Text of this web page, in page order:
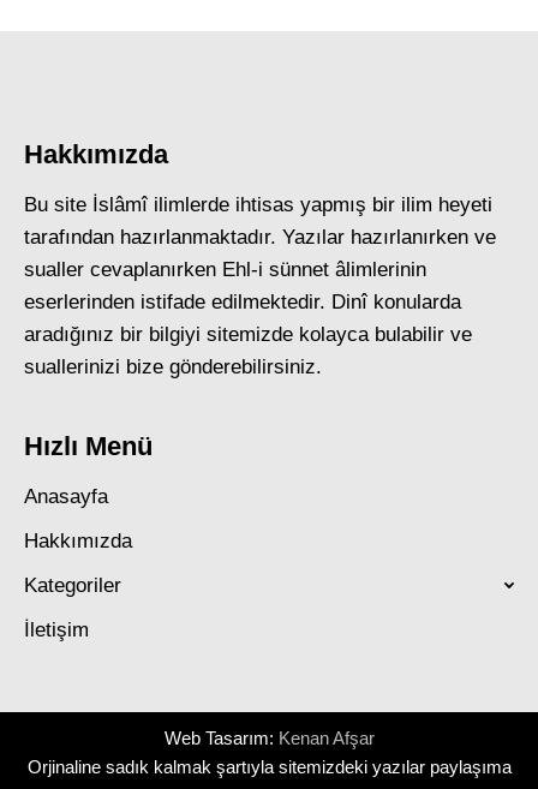
Hakkımızda
Bu site İslâmî ilimlerde ihtisas yapmış bir ilim heyeti
tarafından hazırlanmaktadır. Yazılar hazırlanırken ve
sualler cevaplanırken Ehl-i sünnet âlimlerinin
eserlerinden istifade edilmektedir. Dinî konularda
aradığınız bir bilgiyi sitemizde kolayca bulabilir ve
suallerinizi bize gönderebilirsiniz.
Hızlı Menü
Anasayfa
Hakkımızda
Kategoriler
İletişim
Web Tasarım: Kenan Afşar
Orjinaline sadık kalmak şartıyla sitemizdeki yazılar paylaşıma